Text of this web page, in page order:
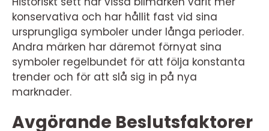
konservativa och har hållit fast vid sina
ursprungliga symboler under långa perioder.
Andra märken har däremot förnyat sina
symboler regelbundet för att följa konstanta
trender och för att slå sig in på nya
marknader.
Avgörande Beslutsfaktorer